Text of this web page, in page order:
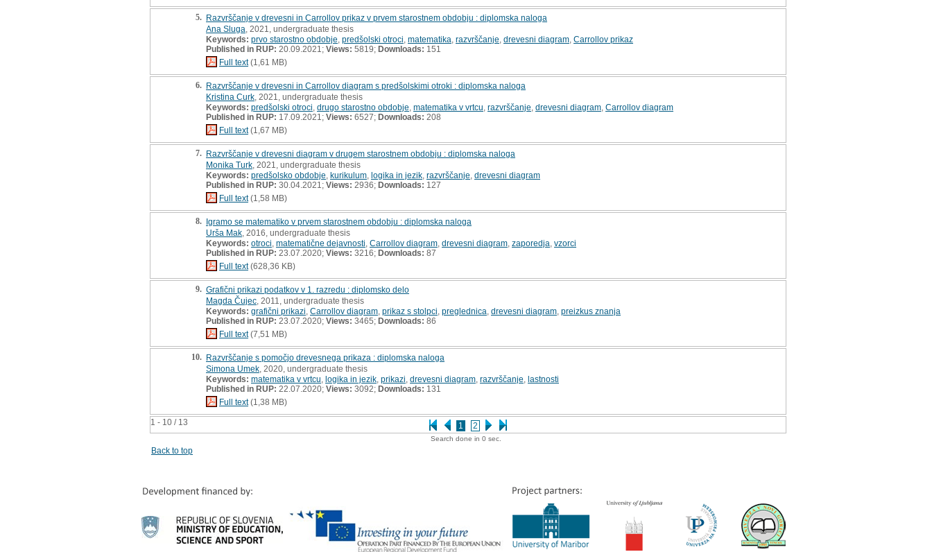
1 - 10 / 13 1 2
5. Razvrščanje v drevesni in Carrollov prikaz v prvem starostnem obdobju : diplomska naloga
Ana Sluga , 2021, undergraduate thesis
Keywords: prvo starostno obdobje predšolski otroci matematika razvrščanje drevesni diagram Carrollov prikaz
Published in RUP: 20.09.2021; Views: 5819; Downloads: 151
Full text(1,61 MB)
6. Razvrščanje v drevesni in Carrollov diagram s predšolskimi otroki : diplomska naloga
Kristina Curk , 2021, undergraduate thesis
Keywords: predšolski otroci drugo starostno obdobje matematika v vrtcu razvrščanje drevesni diagram Carrollov diagram
Published in RUP: 17.09.2021; Views: 6527; Downloads: 208
Full text(1,67 MB)
7. Razvrščanje v drevesni diagram v drugem starostnem obdobju : diplomska naloga
Monika Turk , 2021, undergraduate thesis
Keywords: predšolsko obdobje kurikulum logika in jezik razvrščanje drevesni diagram
Published in RUP: 30.04.2021; Views: 2936; Downloads: 127
Full text(1,58 MB)
8. Igramo se matematiko v prvem starostnem obdobju : diplomska naloga
Urša Mak , 2016, undergraduate thesis
Keywords: otroci matematične dejavnosti Carrollov diagram drevesni diagram zaporedja vzorci
Published in RUP: 23.07.2020; Views: 3216; Downloads: 87
Full text(628,36 KB)
9. Grafični prikazi podatkov v 1. razredu : diplomsko delo
Magda Čujec , 2011, undergraduate thesis
Keywords: grafični prikazi Carrollov diagram prikaz s stolpci preglednica drevesni diagram preizkus znanja
Published in RUP: 23.07.2020; Views: 3465; Downloads: 86
Full text(7,51 MB)
10. Razvrščanje s pomočjo drevesnega prikaza : diplomska naloga
Simona Umek , 2020, undergraduate thesis
Keywords: matematika v vrtcu logika in jezik prikazi drevesni diagram razvrščanje lastnosti
Published in RUP: 22.07.2020; Views: 3092; Downloads: 131
Full text(1,38 MB)
Search done in 0 sec.
Back to top